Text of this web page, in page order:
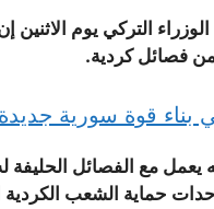
التركي يوم الاثنين
فصائل كردية.
بناء قوة سورية
يعمل مع الفصائل
وتصف تركيا وحدات حماية